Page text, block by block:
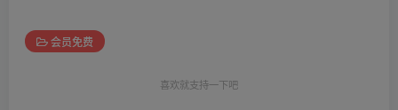
会员免费
喜欢就支持一下吧